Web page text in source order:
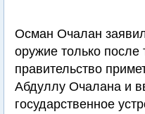
Осман Очалан
оружие только после
правительство
Абдуллу Очалана и
государственное